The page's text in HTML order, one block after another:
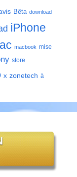
Bêta download
iPhone
macbook mise
store
x zonetech à